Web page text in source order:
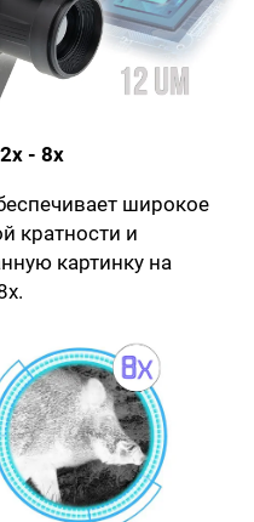
- 8x
широкое
кратности и
картинку на